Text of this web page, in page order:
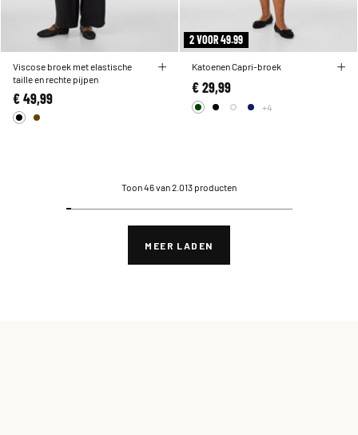
Viscose broek met elastische
taille en rechte pijpen
€ 49,99
2 VOOR 49.99
Katoenen Capri-broek
€ 29,99
+4
Toon 46 van 2.013 producten
MEER LADEN